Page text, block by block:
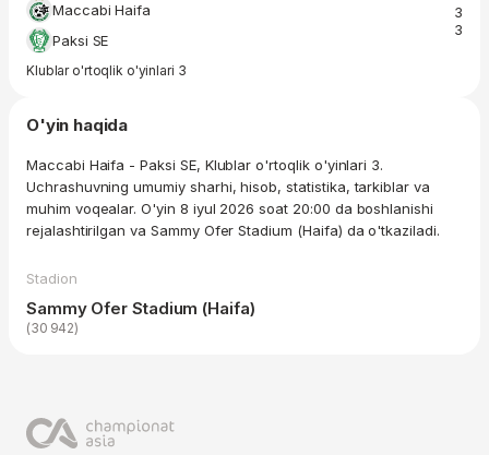
Maccabi Haifa
Paksi SE
3
3
Klublar o'rtoqlik o'yinlari 3
O'yin haqida
Maccabi Haifa - Paksi SE, Klublar o'rtoqlik o'yinlari 3.
Uchrashuvning umumiy sharhi, hisob, statistika, tarkiblar va
muhim voqealar. O'yin 8 iyul 2026 soat 20:00 da boshlanishi
rejalashtirilgan va Sammy Ofer Stadium (Haifa) da o'tkaziladi.
Stadion
Sammy Ofer Stadium (Haifa)
(30 942)